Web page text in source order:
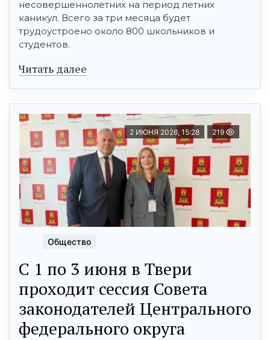
несовершеннолетних на период летних
каникул. Всего за три месяца будет
трудоустроено около 800 школьников и
студентов.
Читать далее
2 ИЮНЯ 2026, 15:28 219
Общество
С 1 по 3 июня в Твери
проходит сессия Совета
законодателей Центрального
федерального округа